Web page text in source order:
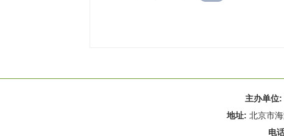
主办单位:
地址: 北京市
电